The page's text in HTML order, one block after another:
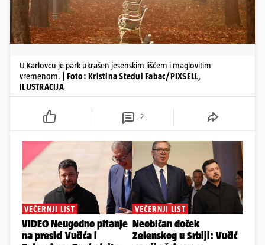
U Karlovcu je park ukrašen jesenskim lišćem i maglovitim
vremenom.
| Foto: Kristina Stedul Fabac/PIXSELL,
ILUSTRACIJA
2